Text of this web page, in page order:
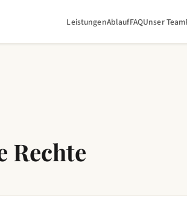
LeistungenAblaufFAQUnser Team
Rechte